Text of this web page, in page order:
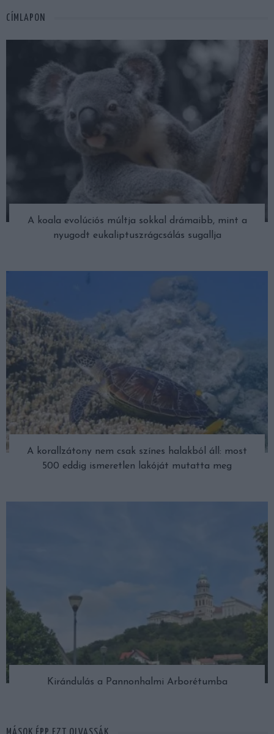
CÍMLAPON
A koala evolúciós múltja sokkal drámaibb, mint a
nyugodt eukaliptuszrágcsálás sugallja
A korallzátony nem csak színes halakból áll: most
500 eddig ismeretlen lakóját mutatta meg
Kirándulás a Pannonhalmi Arborétumba